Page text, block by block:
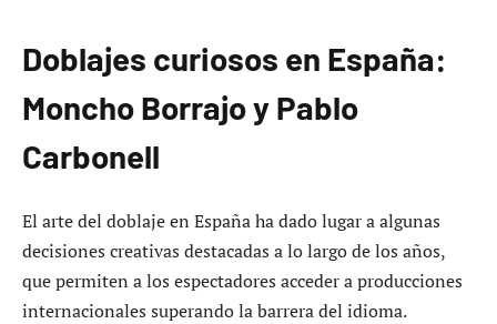
Doblajes curiosos en España:
Moncho Borrajo y Pablo
Carbonell
El arte del doblaje en España ha dado lugar a algunas
decisiones creativas destacadas a lo largo de los años,
que permiten a los espectadores acceder a producciones
internacionales superando la barrera del idioma.